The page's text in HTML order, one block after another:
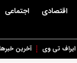
اقتصادی اجتماعی
ایراف تی وی آخرین